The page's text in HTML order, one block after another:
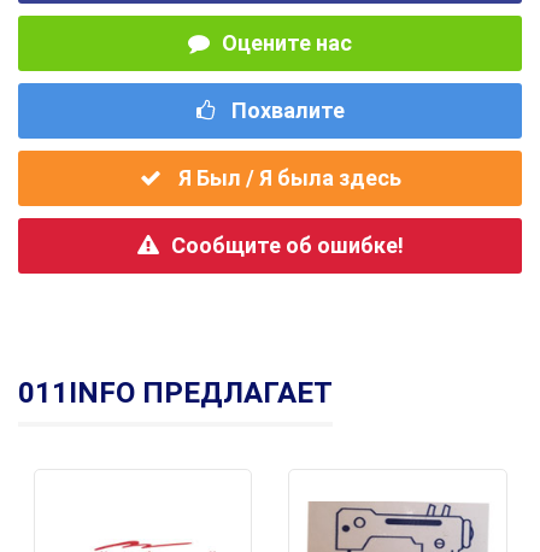
Оцените нас
Похвалите
Я Был / Я была здесь
Сообщите об ошибке!
011INFO ПРЕДЛАГАЕТ